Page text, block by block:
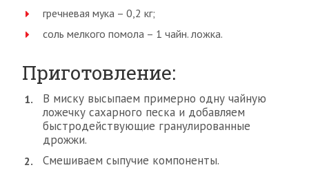
гречневая мука – 0,2 кг;
соль мелкого помола – 1 чайн. ложка.
Приготовление:
В миску высыпаем примерно одну чайную
ложечку сахарного песка и добавляем
быстродействующие гранулированные
дрожжи.
Смешиваем сыпучие компоненты.